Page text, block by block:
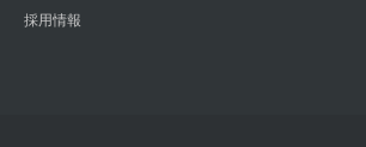
採用情報